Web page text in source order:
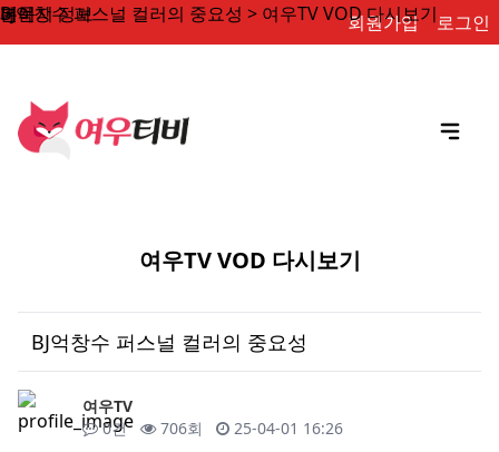
BJ억창수 퍼스널 컬러의 중요성 > 여우TV VOD 다시보기
회원가입 로그인
여우TV VOD 다시보기
BJ억창수 퍼스널 컬러의 중요성
페이지 정보
작성자
여우TV
댓글0건 조회706회 작성일
25-04-01 16:26
본문